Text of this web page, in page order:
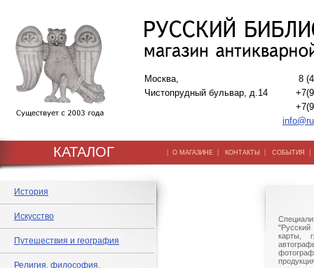
Москва,
Чистопрудный бульвар, д.14
8
КАТАЛОГ | О МАГАЗИНЕ | КОНТАКТЫ | СОБЫТИЯ
История
Искусство
Путешествия и география
Религия, философия,
"Русский
карты,